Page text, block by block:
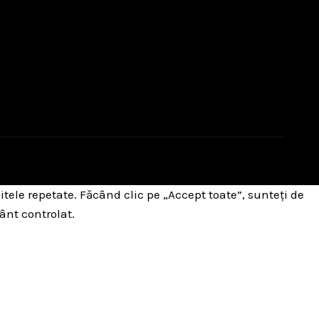
repetate. Făcând clic pe „Accept toate”, sunteți de
controlat.